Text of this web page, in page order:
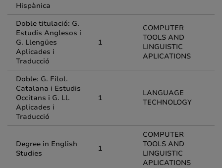
Hispànica
Doble titulació: G.
Estudis Anglesos i
G. Llengües
Aplicades i
Traducció
1
COMPUTER
TOOLS AND
LINGUISTIC
APLICATIONS
Doble: G. Filol.
Catalana i Estudis
Occitans i G. Ll.
Aplicades i
Traducció
1
LANGUAGE
TECHNOLOGY
Degree in English
Studies
1
COMPUTER
TOOLS AND
LINGUISTIC
APLICATIONS